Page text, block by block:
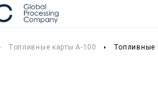
Топливные карты А-100 Топливные